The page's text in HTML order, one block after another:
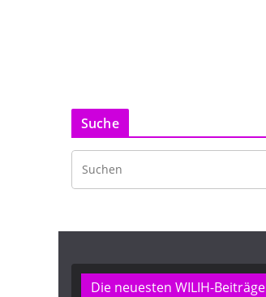
Suche
Die neuesten WILIH-Beiträge